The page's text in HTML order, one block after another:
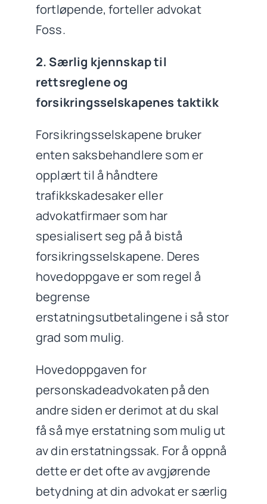
fortløpende, forteller advokat
Foss.
2. Særlig kjennskap til
rettsreglene og
forsikringsselskapenes taktikk
Forsikringsselskapene bruker
enten saksbehandlere som er
opplært til å håndtere
trafikkskadesaker eller
advokatfirmaer som har
spesialisert seg på å bistå
forsikringsselskapene. Deres
hovedoppgave er som regel å
begrense
erstatningsutbetalingene i så stor
grad som mulig.
Hovedoppgaven for
personskadeadvokaten på den
andre siden er derimot at du skal
få så mye erstatning som mulig ut
av din erstatningssak. For å oppnå
dette er det ofte av avgjørende
betydning at din advokat er særlig